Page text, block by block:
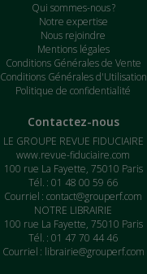
Qui sommes-nous ?
Notre expertise
Nous rejoindre
Mentions légales
Conditions Générales de Vente
Conditions Générales d'Utilisation
Politique de confidentialité
Contactez-nous
LE GROUPE REVUE FIDUCIAIRE
www.revue-fiduciaire.com
100 rue La Fayette, 75010 Paris
Tél. : 01 48 00 59 66
Courriel : contact@grouperf.com
NOTRE LIBRAIRIE
100 rue La Fayette, 75010 Paris
Tél. : 01 47 70 44 46
Courriel : librairie@grouperf.com